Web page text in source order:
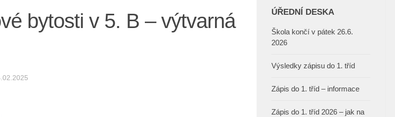
bytosti v 5. B – výtvarná
ÚŘEDNÍ DESKA
Škola končí v pátek 26.6.
2026
Výsledky zápisu do 1. tříd
Zápis do 1. tříd – informace
Zápis do 1. tříd 2026 – jak na